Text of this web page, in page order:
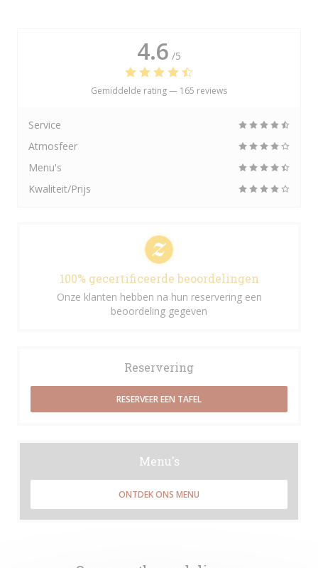
4.6 /5
Gemiddelde rating — 165 reviews
Service
Atmosfeer
Menu's
Kwaliteit/Prijs
100% gecertificeerde beoordelingen
Onze klanten hebben na hun reservering een
beoordeling gegeven
Reservering
RESERVEER EEN TAFEL
Menu's
ONTDEK ONS MENU